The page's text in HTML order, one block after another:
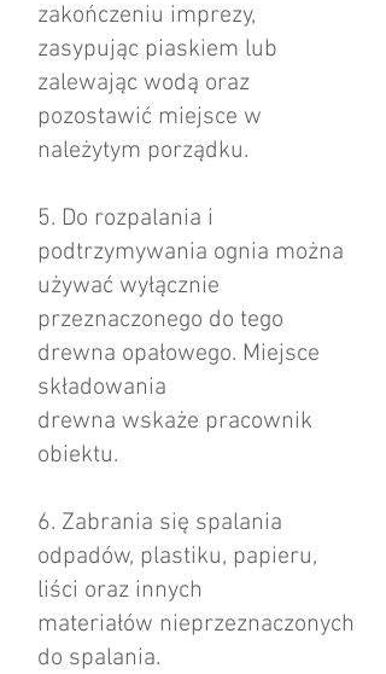
zakończeniu imprezy,
zasypując piaskiem lub
zalewając wodą oraz
pozostawić miejsce w
należytym porządku.
5. Do rozpalania i
podtrzymywania ognia można
używać wyłącznie
przeznaczonego do tego
drewna opałowego. Miejsce
składowania
drewna wskaże pracownik
obiektu.
6. Zabrania się spalania
odpadów, plastiku, papieru,
liści oraz innych
materiałów nieprzeznaczonych
do spalania.